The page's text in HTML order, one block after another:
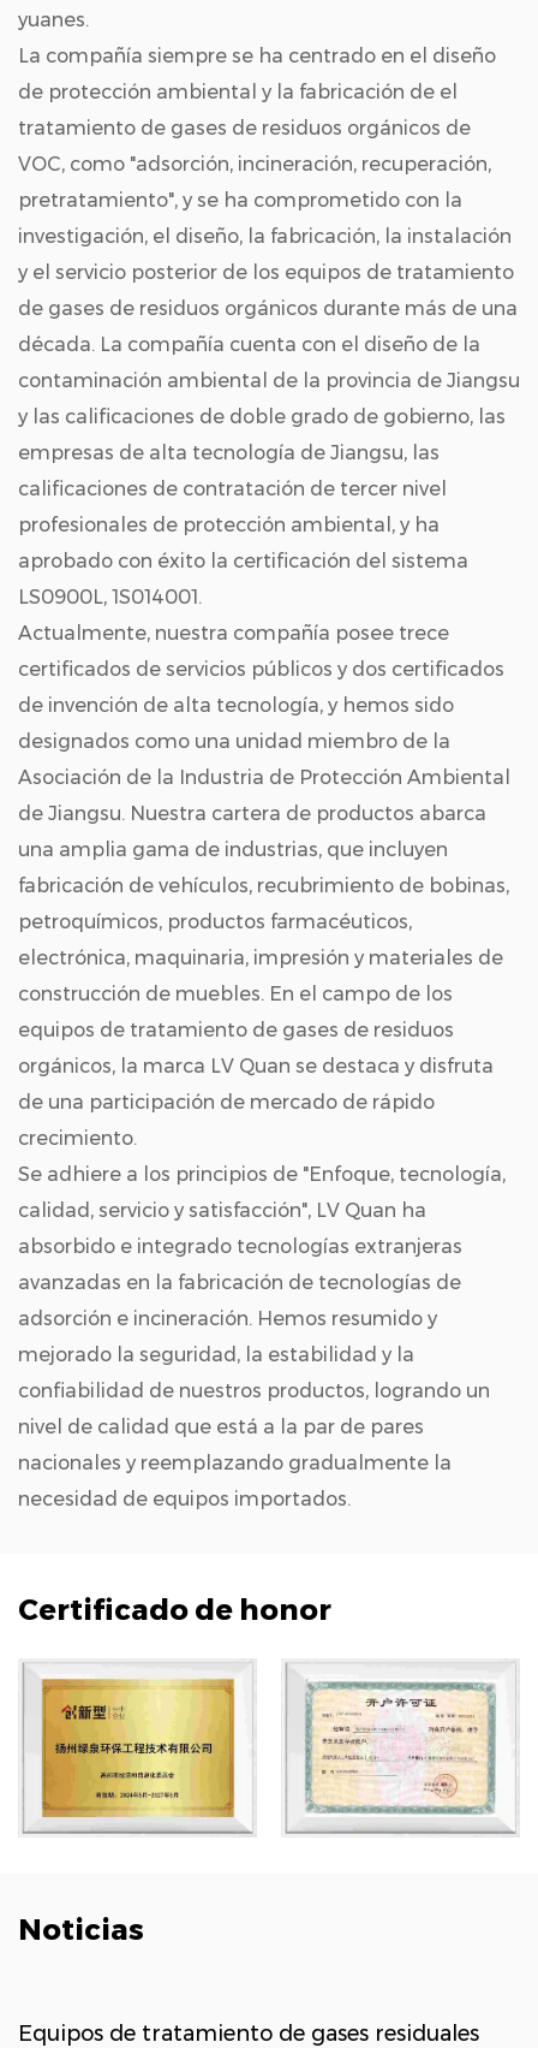
yuanes.
La compañía siempre se ha centrado en el diseño
de protección ambiental y la fabricación de el
tratamiento de gases de residuos orgánicos de
VOC, como "adsorción, incineración, recuperación,
pretratamiento", y se ha comprometido con la
investigación, el diseño, la fabricación, la instalación
y el servicio posterior de los equipos de tratamiento
de gases de residuos orgánicos durante más de una
década. La compañía cuenta con el diseño de la
contaminación ambiental de la provincia de Jiangsu
y las calificaciones de doble grado de gobierno, las
empresas de alta tecnología de Jiangsu, las
calificaciones de contratación de tercer nivel
profesionales de protección ambiental, y ha
aprobado con éxito la certificación del sistema
LS0900L, 1S014001.
Actualmente, nuestra compañía posee trece
certificados de servicios públicos y dos certificados
de invención de alta tecnología, y hemos sido
designados como una unidad miembro de la
Asociación de la Industria de Protección Ambiental
de Jiangsu. Nuestra cartera de productos abarca
una amplia gama de industrias, que incluyen
fabricación de vehículos, recubrimiento de bobinas,
petroquímicos, productos farmacéuticos,
electrónica, maquinaria, impresión y materiales de
construcción de muebles. En el campo de los
equipos de tratamiento de gases de residuos
orgánicos, la marca LV Quan se destaca y disfruta
de una participación de mercado de rápido
crecimiento.
Se adhiere a los principios de "Enfoque, tecnología,
calidad, servicio y satisfacción", LV Quan ha
absorbido e integrado tecnologías extranjeras
avanzadas en la fabricación de tecnologías de
adsorción e incineración. Hemos resumido y
mejorado la seguridad, la estabilidad y la
confiabilidad de nuestros productos, logrando un
nivel de calidad que está a la par de pares
nacionales y reemplazando gradualmente la
necesidad de equipos importados.
Certificado de honor
Noticias
de gases residuales
¿Cómo controla